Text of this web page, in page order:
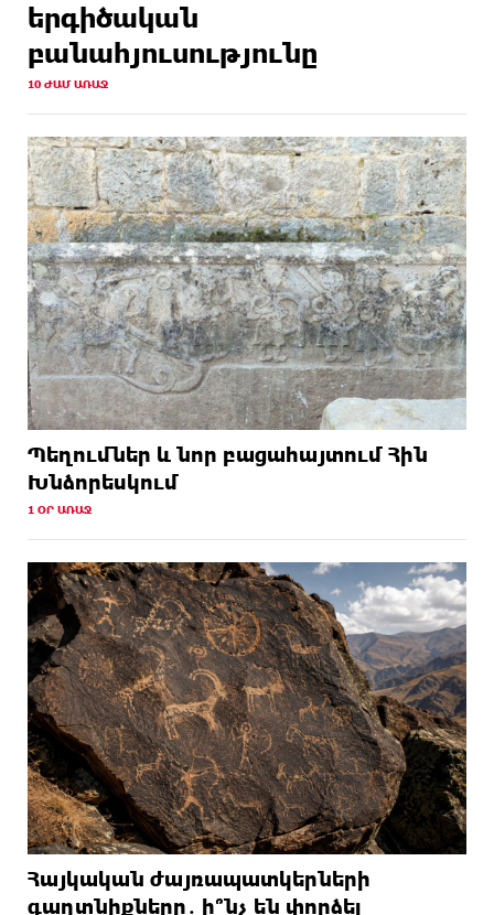
երգիծական
բանահյուսությունը
10 ԺԱՄ ԱՌԱՋ
Պեղումներ և նոր բացահայտում Հին
Խնձորեսկում
1 ՕՐ ԱՌԱՋ
Հայկական ժայռապատկերների
գաղտնիքները․ ի՞նչ են փորձել